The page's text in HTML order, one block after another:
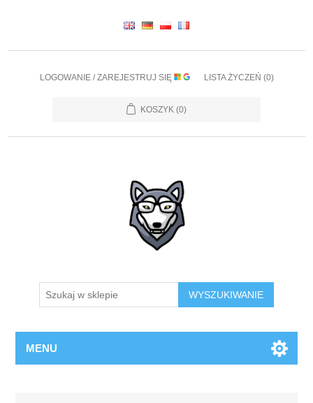
LOGOWANIE / ZAREJESTRUJ SIĘ LISTA ŻYCZEŃ (0)
KOSZYK (0)
WYSZUKIWANIE
MENU